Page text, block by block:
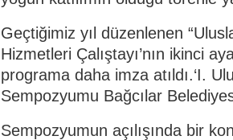
Geçtiğimiz yıl düzenlenen
Hizmetleri Çalıştayı’nın ikinci
programa daha imza atıldı.‘I.
Sempozyumu Bağcılar
Sempozyumun açılışında bir